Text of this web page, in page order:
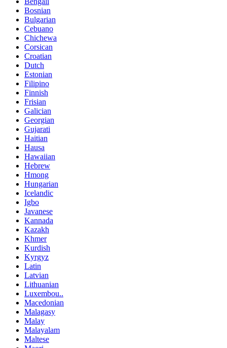
Bosnian
Bulgarian
Cebuano
Chichewa
Corsican
Croatian
Dutch
Estonian
Filipino
Finnish
Frisian
Galician
Georgian
Gujarati
Haitian
Hausa
Hawaiian
Hebrew
Hmong
Hungarian
Icelandic
Igbo
Javanese
Kannada
Kazakh
Khmer
Kurdish
Kyrgyz
Latin
Latvian
Lithuanian
Luxembou..
Macedonian
Malagasy
Malay
Malayalam
Maltese